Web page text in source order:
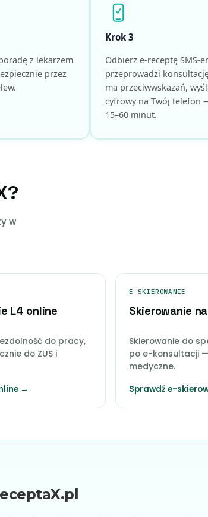
z lekarzem
przez
Krok 3
Odbierz e-receptę SMS-
przeprowadzi
ma przeciwwskazań,
cyfrowy na Twój telefon
15–60 minut.
w
L4 online
do pracy,
do ZUS i
→
E-SKIEROWANIE
Skierowanie
Skierowanie do
po e-konsultacji
medyczne.
Sprawdź e-